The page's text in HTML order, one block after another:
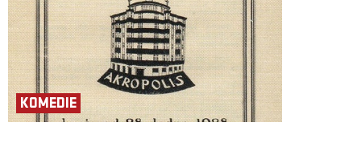
KOMEDIE